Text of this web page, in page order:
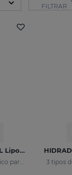
FILTRAR
HIDRADERM HYAL Liposomal Serum
Triple ácido hialurónico para una hidratación x3 3 tipos